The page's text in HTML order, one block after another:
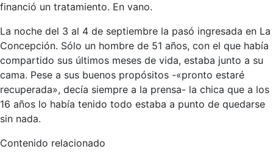
financió un tratamiento. En vano.
La noche del 3 al 4 de septiembre la pasó ingresada en La
Concepción. Sólo un hombre de 51 años, con el que había
compartido sus últimos meses de vida, estaba junto a su
cama. Pese a sus buenos propósitos -«pronto estaré
recuperada», decía siempre a la prensa- la chica que a los
16 años lo había tenido todo estaba a punto de quedarse
sin nada.
Contenido relacionado